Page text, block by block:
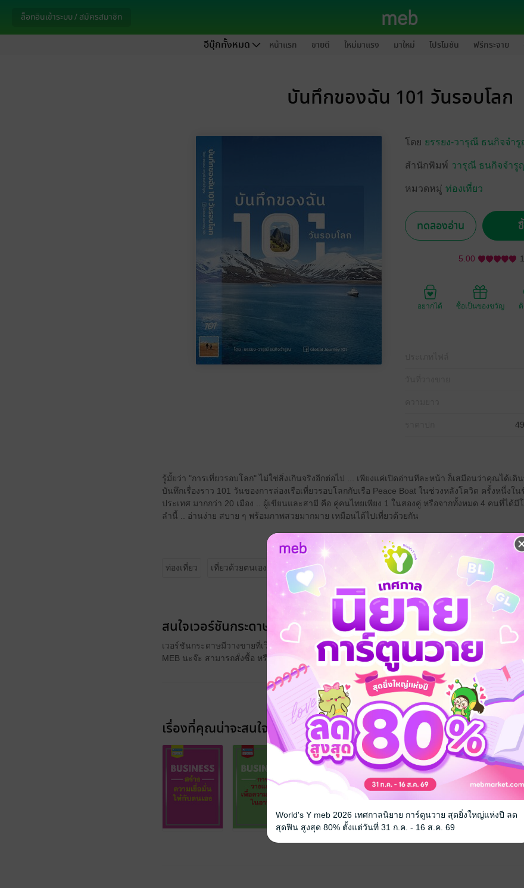
ล็อกอินเข้าระบบ / สมัครสมาชิก
อีบุ๊กทั้งหมด หน้าแรก ขายดี ใหม่มาแรง มาใหม่ โปรโมชัน ฟรีกระจาย
บันทึกของฉัน 101 วันรอบโลก
โดย ยรรยง-วารุณี ธนกิจจำ
สำนักพิมพ์ วารุณี ธนกิจจำรู
หมวดหมู่ ท่องเที่ยว
ทดลองอ่าน
5.00
อยากได้ ซื้อเป็นของขวัญ
รู้มั้ยว่า "การเที่ยวรอบโลก" ไม่ใช่สิ่งเกินจริงอีกต่อไป ... เพียงแค่เปิดอ่านทีละหน้า ก็เสมือนว่าคุณได้เดิ
บันทึกเรื่องราว 101 วันของการล่องเรือเที่ยวรอบโลกกับเรือ Peace Boat ในช่วงหลังโควิด ครั้งหนึ่งใ
ประเทศ มากกว่า 20 เมือง .. ผู้เขียนและสามี คือ คู่คนไทยเพียง 1 ในสองคู่ หรือจากทั้งหมด 4 คนที่ได้มี
ลำนี้ .. อ่านง่าย สบาย ๆ พร้อมภาพสวยมากมาย เหมือนได้ไปเที่ยวด้วยกัน
ท่องเที่ยว เที่ยวด้วยตนเอง เที่ยวญี่ปุ่น เที่ยวนอร์เวย์ เที่ยวลาตินอเมริกา
สนใจเวอร์ชันกระดาษ เชิญทางนี้!
เวอร์ชันกระดาษมีวางขายที่เว็บไซต์สำนักพิมพ์ จะไม่มีขายโดย
MEB นะจ๊ะ สามารถสั่งซื้อ หรือติดต่อคนขายโดยตรงเลยจ้ะ
เรื่องที่คุณน่าจะสนใจ
World's Y meb 2026 เทศกาลนิยาย การ์ตูนวาย สุดยิ่งใหญ่แห่งปี ลด
สุดฟิน สูงสุด 80% ตั้งแต่วันที่ 31 ก.ค. - 16 ส.ค. 69